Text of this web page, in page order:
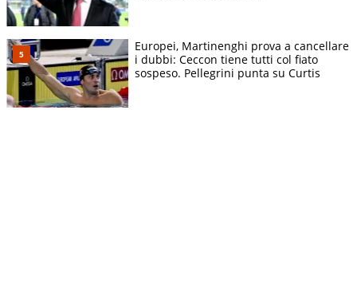
Europei, Martinenghi prova a cancellare
i dubbi: Ceccon tiene tutti col fiato
sospeso. Pellegrini punta su Curtis